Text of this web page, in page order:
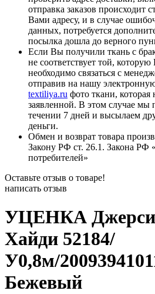
отправка заказов происходит
Вами адресу, и в случае
данных, потребуется
посылка дошла до верного
Если Вы получили ткань с
не соответствует той,
необходимо связаться с
отправив на нашу
textiliya.ru фото ткани, которая
заявленной. В этом случае мы
течении 7 дней и высылаем
деньги.
Обмен и возврат товара
Закону РФ ст. 26.1. Закона РФ
потребителей»
Оставьте отзыв о товаре!
написать отзыв
УЦЕНКА Джерси
Хайди 52184/
У0,8м/
Бежевый